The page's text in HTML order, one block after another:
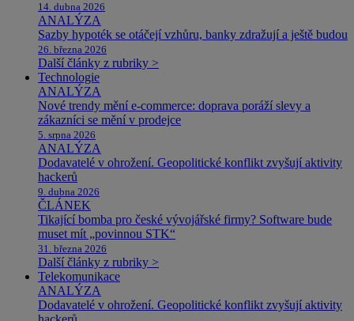
14. dubna 2026
ANALÝZA
Sazby hypoték se otáčejí vzhůru, banky zdražují a ještě budou
26. března 2026
Další články z rubriky >
Technologie
ANALÝZA
Nové trendy mění e-commerce: doprava poráží slevy a
zákazníci se mění v prodejce
5. srpna 2026
ANALÝZA
Dodavatelé v ohrožení. Geopolitické konflikt zvyšují aktivity
hackerů
9. dubna 2026
ČLÁNEK
Tikající bomba pro české vývojářské firmy? Software bude
muset mít „povinnou STK“
31. března 2026
Další články z rubriky >
Telekomunikace
ANALÝZA
Dodavatelé v ohrožení. Geopolitické konflikt zvyšují aktivity